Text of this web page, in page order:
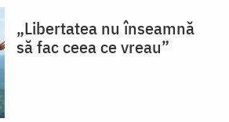
„Libertatea nu înseamnă
să fac ceea ce vreau”